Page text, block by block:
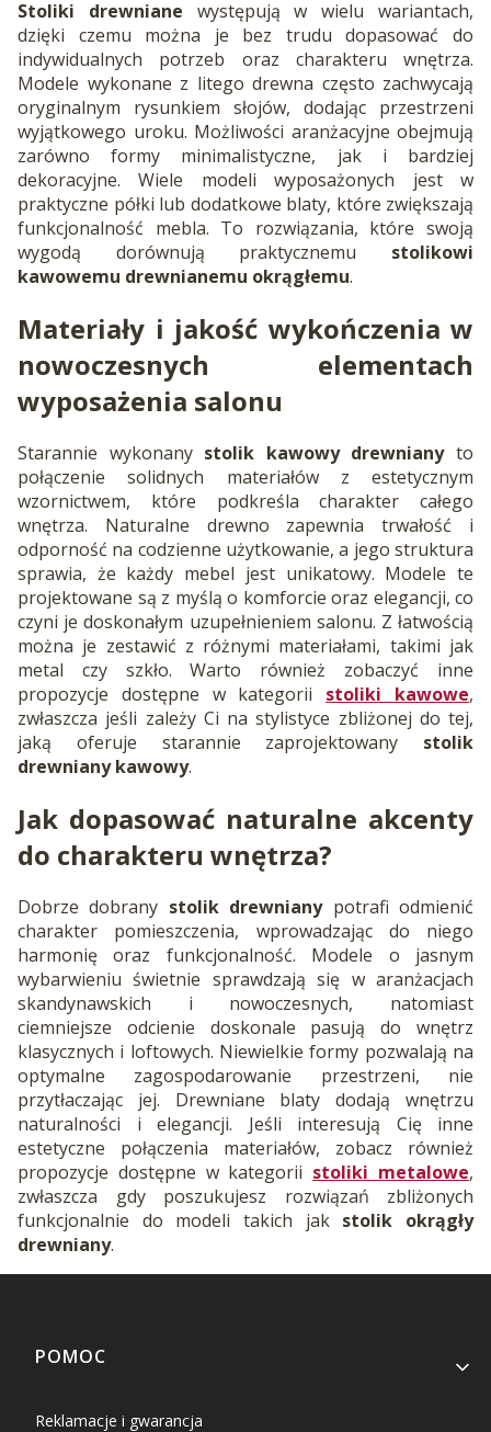
Stoliki drewniane występują w wielu wariantach,
dzięki czemu można je bez trudu dopasować do
indywidualnych potrzeb oraz charakteru wnętrza.
Modele wykonane z litego drewna często zachwycają
oryginalnym rysunkiem słojów, dodając przestrzeni
wyjątkowego uroku. Możliwości aranżacyjne obejmują
zarówno formy minimalistyczne, jak i bardziej
dekoracyjne. Wiele modeli wyposażonych jest w
praktyczne półki lub dodatkowe blaty, które zwiększają
funkcjonalność mebla. To rozwiązania, które swoją
wygodą dorównują praktycznemu stolikowi
kawowemu drewnianemu okrągłemu.
Materiały i jakość wykończenia w
nowoczesnych elementach
wyposażenia salonu
Starannie wykonany stolik kawowy drewnianyto
połączenie solidnych materiałów z estetycznym
wzornictwem, które podkreśla charakter całego
wnętrza. Naturalne drewno zapewnia trwałość i
odporność na codzienne użytkowanie, a jego struktura
sprawia, że każdy mebel jest unikatowy. Modele te
projektowane są z myślą o komforcie oraz elegancji, co
czyni je doskonałym uzupełnieniem salonu. Z łatwością
można je zestawić z różnymi materiałami, takimi jak
metal czy szkło. Warto również zobaczyć inne
propozycje dostępne w kategorii stoliki kawowe,
zwłaszcza jeśli zależy Ci na stylistyce zbliżonej do tej,
jaką oferuje starannie zaprojektowany stolik
drewniany kawowy.
Jak dopasować naturalne akcenty
do charakteru wnętrza?
Dobrze dobrany stolik drewnianypotrafi odmienić
charakter pomieszczenia, wprowadzając do niego
harmonię oraz funkcjonalność. Modele o jasnym
wybarwieniu świetnie sprawdzają się w aranżacjach
skandynawskich i nowoczesnych, natomiast
ciemniejsze odcienie doskonale pasują do wnętrz
klasycznych i loftowych. Niewielkie formy pozwalają na
optymalne zagospodarowanie przestrzeni, nie
przytłaczając jej. Drewniane blaty dodają wnętrzu
naturalności i elegancji. Jeśli interesują Cię inne
estetyczne połączenia materiałów, zobacz również
propozycje dostępne w kategorii stoliki metalowe,
zwłaszcza gdy poszukujesz rozwiązań zbliżonych
funkcjonalnie do modeli takich jak stolik okrągły
drewniany.
Linki w stopce
POMOC
Reklamacje i gwarancja